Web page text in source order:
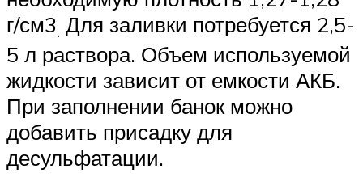
г/см3. Для заливки потребуется 2,5-
5 л раствора. Объем используемой
жидкости зависит от емкости АКБ.
При заполнении банок можно
добавить присадку для
десульфатации.